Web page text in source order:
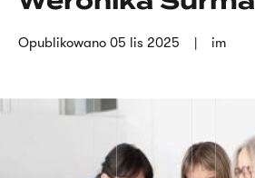
Opublikowano 05 lis 2025 im